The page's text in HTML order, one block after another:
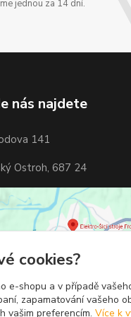
jednou za 14 dní.
nás najdete
141
Ostroh, 687 24
cookies?
e-shopu a v případě
zapamatování vašeho
vašim preferencím. Více k